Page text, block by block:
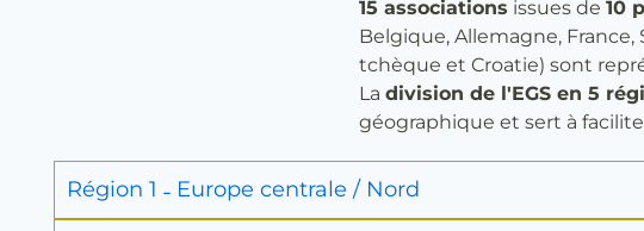
15 associations issues de10
Belgique, Allemagne,
tchèque et Croatie) sont
Ladivision de l'EGS en 5
géographique et sert à
Région 1 ˗ Europe centrale / Nord